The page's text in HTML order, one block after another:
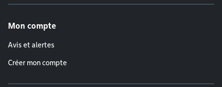
Mon compte
Avis et alertes
Créer mon compte